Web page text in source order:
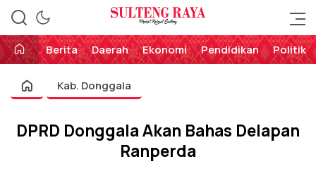
Sulteng Raya
Perekat Rakyat Sulteng
Berita
Daerah Ekonomi Pendidikan Politik
Kab. Donggala
DPRD Donggala Akan Bahas Delapan
Ranperda